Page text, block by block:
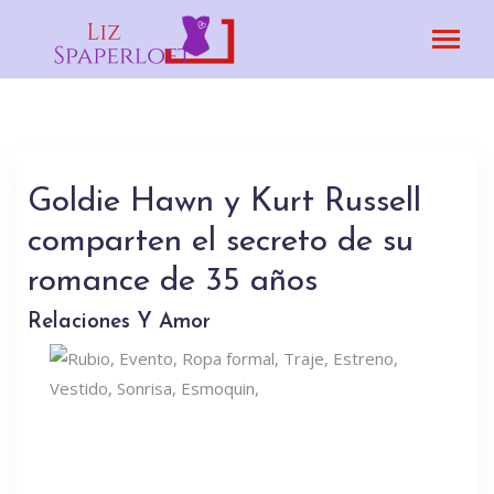
Goldie Hawn y Kurt Russell
comparten el secreto de su
romance de 35 años
Relaciones Y Amor